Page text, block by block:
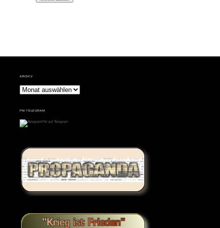
ARCHIV
Archiv
PM TELEGRAM
PM auf Telegram